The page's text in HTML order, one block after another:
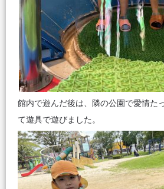
館内で遊んだ後は、隣の公園で愛情た
て遊具で遊びました。